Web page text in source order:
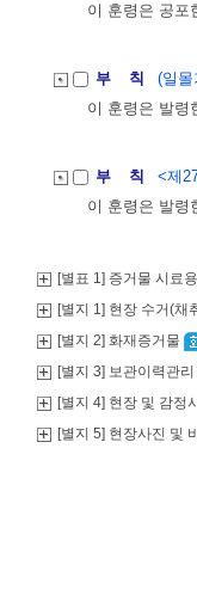
이 훈령은 공포
부 칙
(일
이 훈령은 발령
부 칙
<제
이 훈령은 발령
[별표 1] 증거물 시료
[별지 1] 현장 수거(채
[별지 2] 화재증거물
[별지 3] 보관이력관리
[별지 4] 현장 및 감정
[별지 5] 현장사진 및